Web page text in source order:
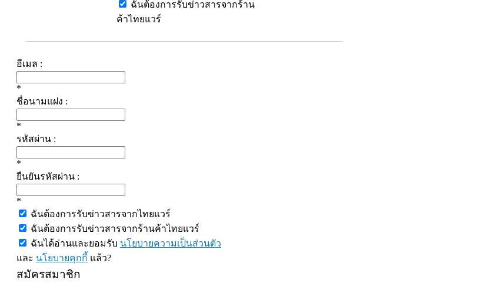
ฉันต้องการรับข่าวสารจากร้าน
ค้าไทยแวร์
อีเมล :
*
ชื่อนามแฝง :
*
รหัสผ่าน :
*
ยืนยันรหัสผ่าน :
*
ฉันต้องการรับข่าวสารจากไทยแวร์
ฉันต้องการรับข่าวสารจากร้านค้าไทยแวร์
ฉันได้อ่านและยอมรับ นโยบายความเป็นส่วนตัว
และ นโยบายคุกกี้ แล้ว?
สมัครสมาชิก